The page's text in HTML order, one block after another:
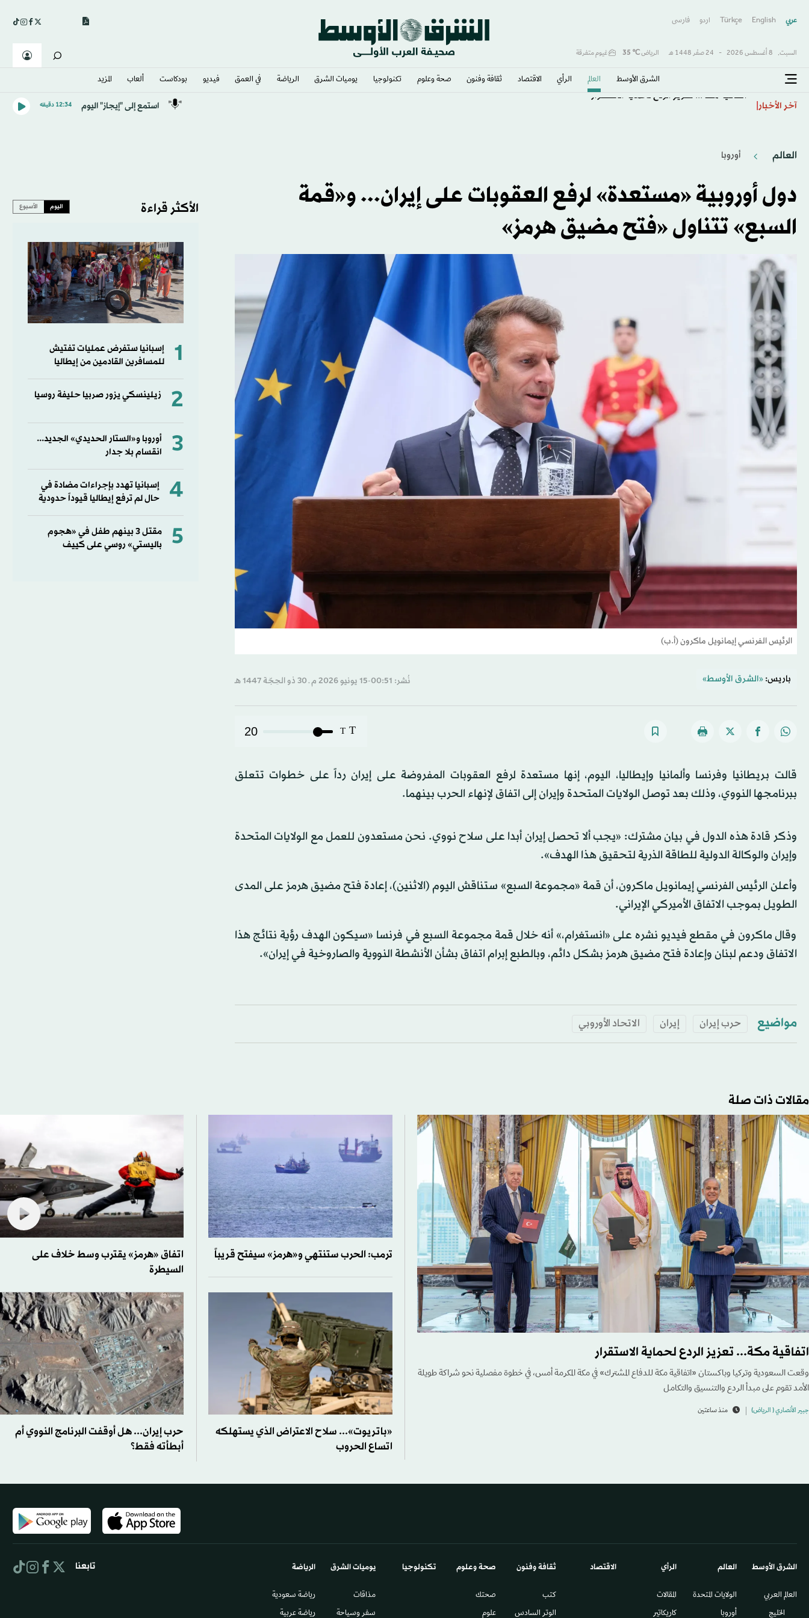
عربي English
Türkçe اردو فارسى
السبت, 8 أغسطس 2026 - 24 صفَر 1448 هـ الرياض℃
35 غيوم متفرقة
الشرق الأوسط​ العالم الرأي الاقتصاد ثقافة وفنون صحة وعلوم تكنولوجيا يوميات الشرق​ الرياضة في العمق فيديو بودكاست ألعاب المزيد
آخر الأخبار استمع إلى "إيجاز" اليوم 12:34 دقيقه
العالم أوروبا
دول أوروبية «مستعدة» لرفع العقوبات على إيران... و«قمة
السبع» تتناول «فتح مضيق هرمز»
الرئيس الفرنسي إيمانويل ماكرون (أ.ب)
باريس: «الشرق الأوسط» نُشر: 00:51-15 يونيو 2026 م ـ 30 ذو الحِجّة 1447 هـ
T
T
20
قالت ​بريطانيا وفرنسا وألمانيا وإيطاليا، اليوم، إنها مستعدة لرفع ‌العقوبات المفروضة ‌على إيران ​رداً ‌على ⁠خطوات ​تتعلق
ببرنامجها ⁠النووي، وذلك بعد توصل الولايات المتحدة وإيران إلى ‌اتفاق ‌لإنهاء ​الحرب بينهما.
وذكر ‌قادة ‌هذه الدول في بيان مشترك: «يجب ألا ‌تحصل إيران أبدا على سلاح نووي. ⁠نحن ⁠مستعدون للعمل مع الولايات المتحدة
وإيران والوكالة الدولية للطاقة الذرية لتحقيق ​هذا ​الهدف».
وأعلن الرئيس الفرنسي إيمانويل ماكرون، أن قمة «مجموعة السبع» ستناقش اليوم (الاثنين)، إعادة فتح مضيق هرمز على المدى
الطويل بموجب الاتفاق الأميركي الإيراني.
وقال ماكرون في مقطع فيديو نشره على «انستغرام،» أنه خلال قمة مجموعة السبع في فرنسا «سيكون الهدف رؤية نتائج هذا
الاتفاق ودعم لبنان وإعادة فتح مضيق هرمز بشكل دائم، وبالطبع إبرام اتفاق بشأن الأنشطة النووية والصاروخية في إيران».
مواضيع حرب إيران إيران الاتحاد الأوروبي
الأكثر قراءة اليوم الأسبوع
1
إسبانيا ستفرض عمليات تفتيش
للمسافرين القادمين من إيطاليا
2 زيلينسكي يزور صربيا حليفة روسيا
3
أوروبا و«الستار الحديدي» الجديد...
انقسام بلا جدار
4
إسبانيا تهدد بإجراءات مضادة في
حال لم ترفع إيطاليا قيوداً حدودية
5
مقتل 3 بينهم طفل في «هجوم
باليستي» روسي على كييف
مقالات ذات صلة
اتفاقية مكة... تعزيز الردع لحماية الاستقرار
وقعت السعودية وتركيا وباكستان «اتفاقية مكة للدفاع المشترك» في مكة المكرمة أمس، في خطوة مفصلية نحو شراكة طويلة
الأمد تقوم على مبدأ الردع والتنسيق والتكامل
جبير الأنصاري ( الرياض) منذ ساعتين
ترمب: الحرب ستنتهي و«هرمز» سيفتح قريباً
اتفاق «هرمز» يقترب وسط خلاف على
السيطرة
«باتريوت»... سلاح الاعتراض الذي يستهلكه
اتساع الحروب
حرب إيران... هل أوقفت البرنامج النووي أم
أبطأته فقط؟
الشرق الأوسط​
العالم العربي
الخليج
العالم
الولايات المتحدة
أوروبا
الرأي
المقالات
كاريكاتير
الاقتصاد ثقافة وفنون
كتب
الوتر السادس​
صحة وعلوم
صحتك
علوم
تكنولوجيا يوميات الشرق​
مذاقات
سفر وسياحة
الرياضة
رياضة سعودية
رياضة عربية
تابعنا